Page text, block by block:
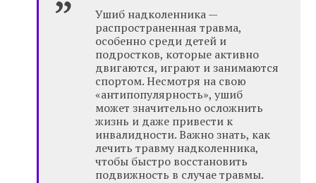
Ушиб надколенника —
распространенная травма,
особенно среди детей и
подростков, которые активно
двигаются, играют и занимаются
спортом. Несмотря на свою
«антипопулярность», ушиб
может значительно осложнить
жизнь и даже привести к
инвалидности. Важно знать, как
лечить травму надколенника,
чтобы быстро восстановить
подвижность в случае травмы.